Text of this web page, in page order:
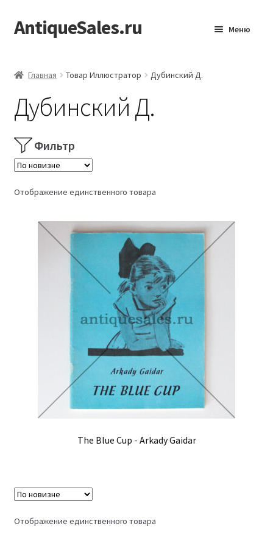
Перейти
к
Перейти
к
AntiqueSales.ru Меню
Главная Товар Иллюстратор Дубинский Д.
Дубинский Д.
Фильтр
Отображение единственного товара
The Blue Cup - Arkady Gaidar
Отображение единственного товара